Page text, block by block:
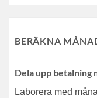
BERÄKNA
Dela upp betalning
Laborera med